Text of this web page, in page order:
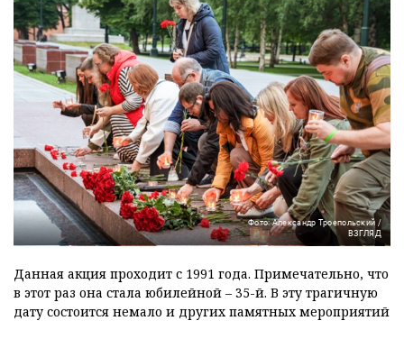
Фото: Александр Троепольский /
ВЗГЛЯД
Данная акция проходит с 1991 года. Примечательно, что
в этот раз она стала юбилейной – 35-й. В эту трагичную
дату состоится немало и других памятных мероприятий